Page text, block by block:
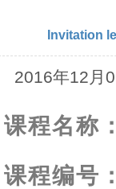
Invitation
2016年12月
课程名称
课程编号